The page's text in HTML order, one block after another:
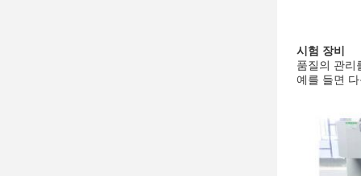
시험 장비
품질의 관리
예를 들면